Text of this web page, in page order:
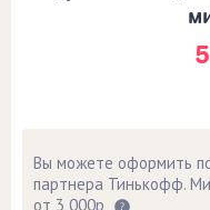
Вы можете оформить
партнера Тинькофф.
от 3 000р